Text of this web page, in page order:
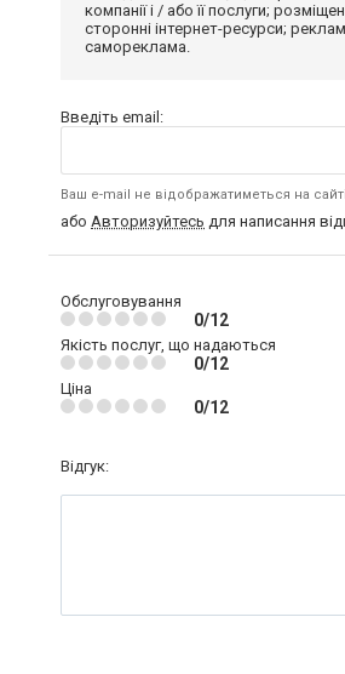
компанії і / або її послуги;
сторонні інтернет-ресурси;
самореклама.
Введіть email:
Ваш e-mail не відображатиметься на сайті
або Авторизуйтесь для написання
Обслуговування
0/12
Якість послуг, що надаються
0/12
Ціна
0/12
Відгук: